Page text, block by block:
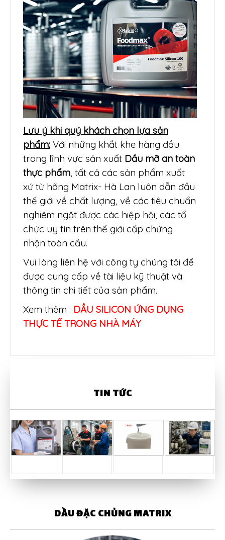
Lưu ý khi quý khách chọn lựa sản
phẩm: Với những khắt khe hàng đầu
trong lĩnh vực sản xuất Dầu mỡ an toàn
thực phẩm, tất cả các sản phẩm xuất
xứ từ hãng Matrix- Hà Lan luôn dẫn đầu
thế giới về chất lượng, về các tiêu chuẩn
nghiêm ngặt được các hiệp hội, các tổ
chức uy tín trên thế giới cấp chứng
nhận toàn cầu.
Vui lòng liên hệ với công ty chúng tôi để
được cung cấp về tài liệu kỹ thuật và
thông tin chi tiết của sản phẩm.
Xem thêm : DẦU SILICON ỨNG DỤNG
THỰC TẾ TRONG NHÀ MÁY
TIN TỨC
DẦU ĐẶC CHỦNG MATRIX